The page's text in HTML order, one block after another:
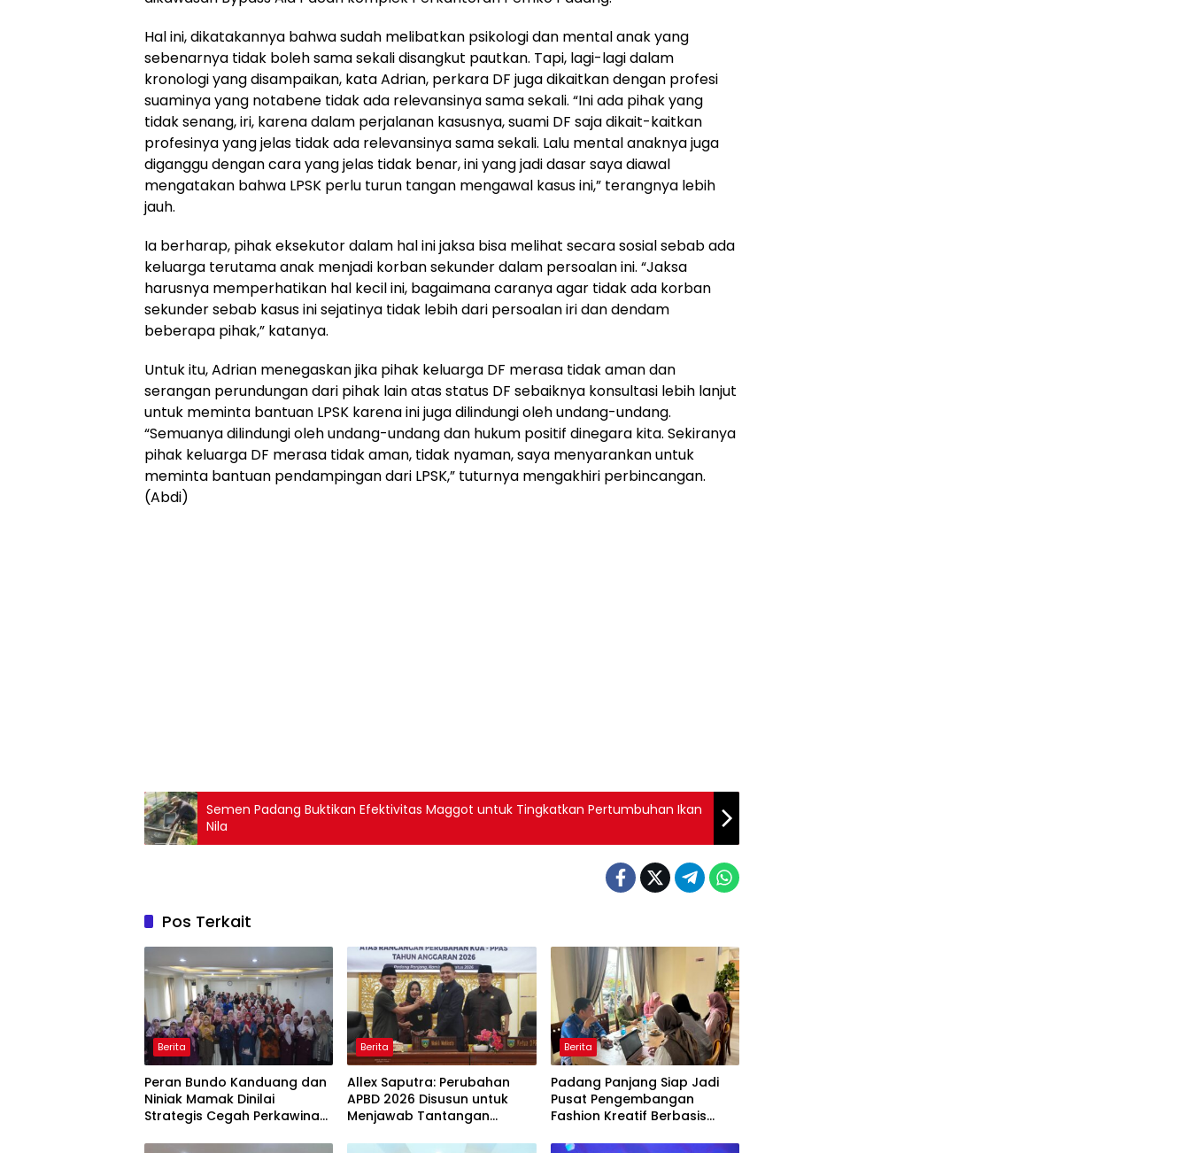
Hal ini, dikatakannya bahwa sudah melibatkan psikologi dan mental anak yang
sebenarnya tidak boleh sama sekali disangkut pautkan. Tapi, lagi-lagi dalam
kronologi yang disampaikan, kata Adrian, perkara DF juga dikaitkan dengan profesi
suaminya yang notabene tidak ada relevansinya sama sekali. “Ini ada pihak yang
tidak senang, iri, karena dalam perjalanan kasusnya, suami DF saja dikait-kaitkan
profesinya yang jelas tidak ada relevansinya sama sekali. Lalu mental anaknya juga
diganggu dengan cara yang jelas tidak benar, ini yang jadi dasar saya diawal
mengatakan bahwa LPSK perlu turun tangan mengawal kasus ini,” terangnya lebih
jauh.
Ia berharap, pihak eksekutor dalam hal ini jaksa bisa melihat secara sosial sebab ada
keluarga terutama anak menjadi korban sekunder dalam persoalan ini. “Jaksa
harusnya memperhatikan hal kecil ini, bagaimana caranya agar tidak ada korban
sekunder sebab kasus ini sejatinya tidak lebih dari persoalan iri dan dendam
beberapa pihak,” katanya.
Untuk itu, Adrian menegaskan jika pihak keluarga DF merasa tidak aman dan
serangan perundungan dari pihak lain atas status DF sebaiknya konsultasi lebih lanjut
untuk meminta bantuan LPSK karena ini juga dilindungi oleh undang-undang.
“Semuanya dilindungi oleh undang-undang dan hukum positif dinegara kita. Sekiranya
pihak keluarga DF merasa tidak aman, tidak nyaman, saya menyarankan untuk
meminta bantuan pendampingan dari LPSK,” tuturnya mengakhiri perbincangan.
(Abdi)
Semen Padang Buktikan Efektivitas Maggot untuk Tingkatkan Pertumbuhan Ikan
Nila
Pos Terkait
Berita
Peran Bundo Kanduang dan
Niniak Mamak Dinilai
Strategis Cegah Perkawinan
Berita
Allex Saputra: Perubahan
APBD 2026 Disusun untuk
Menjawab Tantangan
Berita
Padang Panjang Siap Jadi
Pusat Pengembangan
Fashion Kreatif Berbasis